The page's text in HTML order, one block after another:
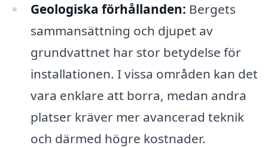
Geologiska förhållanden: Bergets
sammansättning och djupet av
grundvattnet har stor betydelse för
installationen. I vissa områden kan det
vara enklare att borra, medan andra
platser kräver mer avancerad teknik
och därmed högre kostnader.